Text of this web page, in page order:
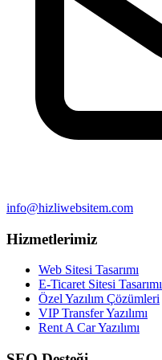
info@hizliwebsitem.com
Hizmetlerimiz
Web Sitesi Tasarımı
E-Ticaret Sitesi Tasarımı
Özel Yazılım Çözümleri
VIP Transfer Yazılımı
Rent A Car Yazılımı